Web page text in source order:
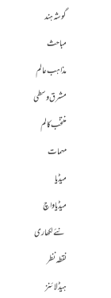
گوشہ ہند
مباحث
مذاہب عالم
مشرق وسطی
منتخب کالم
مہمات
میڈیا
میڈیا واچ
نئے لکھاری
نقطہ نظر
ہیڈلائنز